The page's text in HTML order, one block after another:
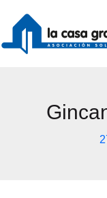
contenido